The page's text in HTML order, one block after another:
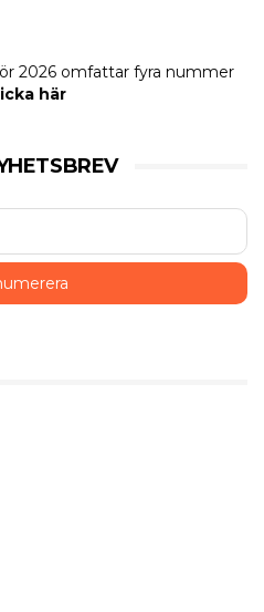
2026 omfattar fyra nummer
här